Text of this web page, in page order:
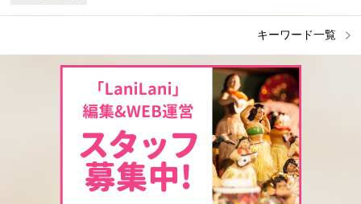
キーワード一覧